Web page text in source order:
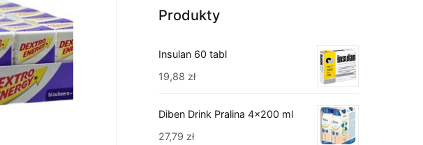
Produkty
Insulan 60 tabl
19,88 zł
Diben Drink Pralina 4x200 ml
27,79 zł